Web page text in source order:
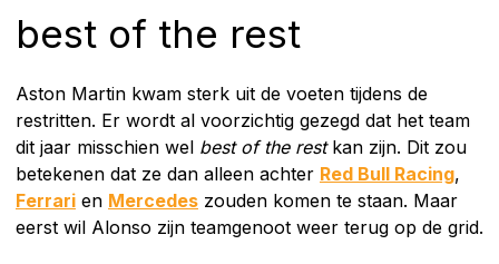
best of the rest
Aston Martin kwam sterk uit de voeten tijdens de
restritten. Er wordt al voorzichtig gezegd dat het team
dit jaar misschien wel best of the rest kan zijn. Dit zou
betekenen dat ze dan alleen achter Red Bull Racing,
Ferrari en Mercedes zouden komen te staan. Maar
eerst wil Alonso zijn teamgenoot weer terug op de grid.